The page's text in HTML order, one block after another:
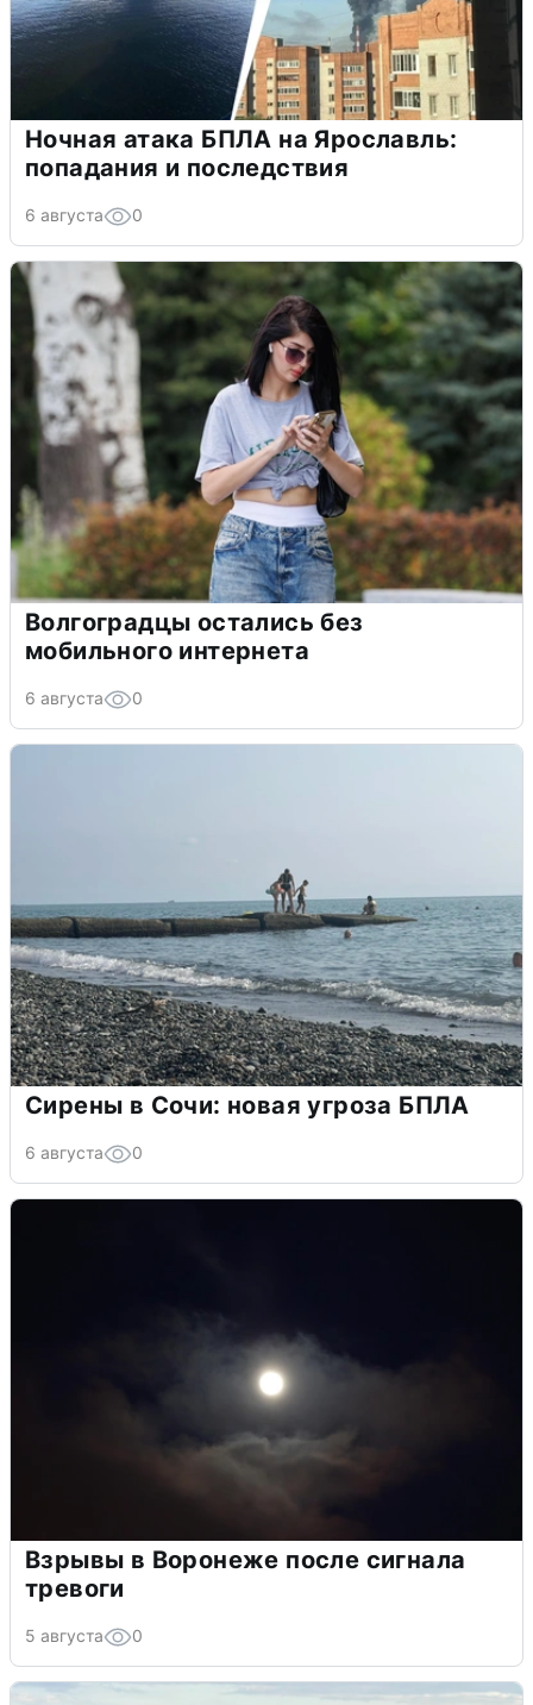
Ночная атака БПЛА на Ярославль:
попадания и последствия
6 августа 0
Волгоградцы остались без
мобильного интернета
6 августа 0
Сирены в Сочи: новая угроза БПЛА
6 августа 0
Взрывы в Воронеже после сигнала
тревоги
5 августа 0